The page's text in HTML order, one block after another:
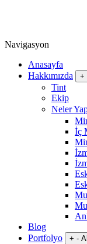
Navigasyon
Anasayfa
Hakkımızda
+
Tint
Ekip
Neler
İç
Blog
Portfolyo
+ -